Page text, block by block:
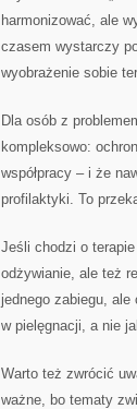
harmonizować, ale
czasem wystarczy
wyobrażenie sobie
Dla osób z
kompleksowo:
współpracy – i że
profilaktyki. To
Jeśli chodzi o
odżywianie, ale też
jednego zabiegu,
w pielęgnacji, a nie
Warto też zwrócić
ważne, bo tematy